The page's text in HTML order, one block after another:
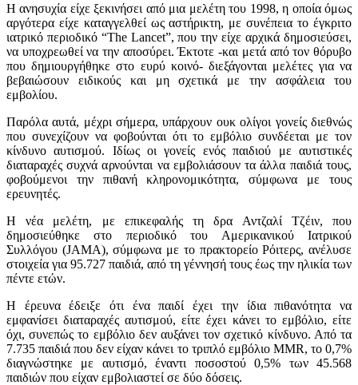
Η ανησυχία είχε ξεκινήσει από μια μελέτη του 1998, η οποία όμως
αργότερα είχε καταγγελθεί ως αστήρικτη, με συνέπεια το έγκριτο
ιατρικό περιοδικό “The Lancet”, που την είχε αρχικά δημοσιεύσει,
να υποχρεωθεί να την αποσύρει. Έκτοτε -και μετά από τον θόρυβο
που δημιουργήθηκε στο ευρύ κοινό- διεξάγονται μελέτες για να
βεβαιώσουν ειδικούς και μη σχετικά με την ασφάλεια του
εμβολίου.
Παρόλα αυτά, μέχρι σήμερα, υπάρχουν ουκ ολίγοι γονείς διεθνώς
που συνεχίζουν να φοβούνται ότι το εμβόλιο συνδέεται με τον
κίνδυνο αυτισμού. Ιδίως οι γονείς ενός παιδιού με αυτιστικές
διαταραχές συχνά αρνούνται να εμβολιάσουν τα άλλα παιδιά τους,
φοβούμενοι την πιθανή κληρονομικότητα, σύμφωνα με τους
ερευνητές.
Η νέα μελέτη, με επικεφαλής τη δρα Αντζαλί Τζέιν, που
δημοσιεύθηκε στο περιοδικό του Αμερικανικού Ιατρικού
Συλλόγου (JAMA), σύμφωνα με το πρακτορείο Ρόιτερς, ανέλυσε
στοιχεία για 95.727 παιδιά, από τη γέννησή τους έως την ηλικία των
πέντε ετών.
Η έρευνα έδειξε ότι ένα παιδί έχει την ίδια πιθανότητα να
εμφανίσει διαταραχές αυτισμού, είτε έχει κάνει το εμβόλιο, είτε
όχι, συνεπώς το εμβόλιο δεν αυξάνει τον σχετικό κίνδυνο. Από τα
7.735 παιδιά που δεν είχαν κάνει το τριπλό εμβόλιο MMR, το 0,7%
διαγνώστηκε με αυτισμό, έναντι ποσοστού 0,5% των 45.568
παιδιών που είχαν εμβολιαστεί σε δύο δόσεις.